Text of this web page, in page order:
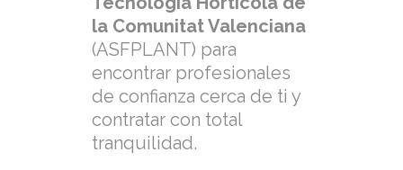
la Comunitat Valenciana
(ASFPLANT) para
encontrar profesionales
de confianza cerca de ti y
contratar con total
tranquilidad.